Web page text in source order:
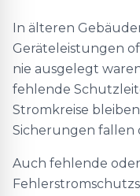
In älteren
Geräteleistungen
nie ausgelegt
fehlende
Stromkreise
Sicherungen fallen
Auch fehlende